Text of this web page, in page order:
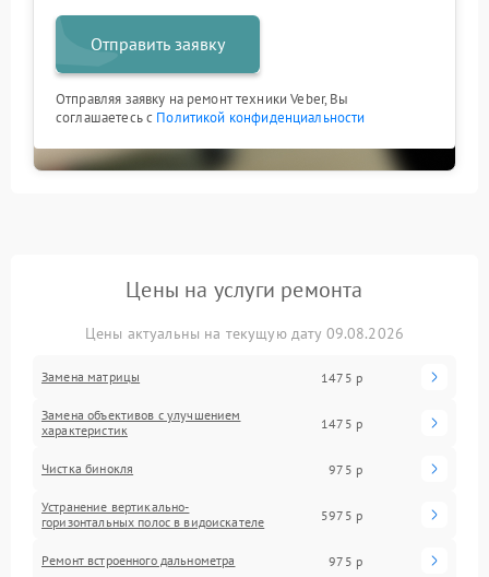
Отправить заявку
Отправляя заявку на ремонт техники Veber, Вы
соглашаетесь с Политикой конфиденциальности
Цены на услуги ремонта
Цены актуальны на текущую дату 09.08.2026
Замена матрицы 1475 р
Замена объективов с улучшением
характеристик
1475 р
Чистка бинокля 975 р
Устранение вертикально-
горизонтальных полос в видоискателе
5975 р
Ремонт встроенного дальнометра 975 р